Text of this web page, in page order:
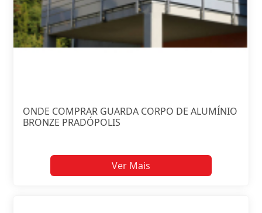
ONDE COMPRAR GUARDA CORPO DE ALUMÍNIO
BRONZE PRADÓPOLIS
Ver Mais